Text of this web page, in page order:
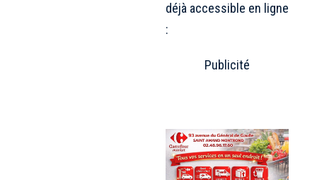
déjà accessible en ligne
:
Publicité